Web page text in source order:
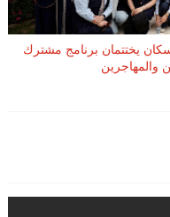
يختتمان برنامج مشترك
والمهاجرين